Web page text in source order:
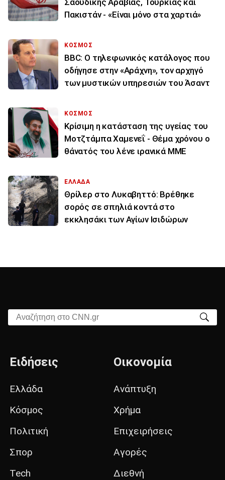
Σαουδικής Αραβίας, Τουρκίας και
Πακιστάν - «Είναι μόνο στα χαρτιά»
ΚΟΣΜΟΣ
BBC: Ο τηλεφωνικός κατάλογος που
οδήγησε στην «Αράχνη», τον αρχηγό
των μυστικών υπηρεσιών του Άσαντ
ΚΟΣΜΟΣ
Κρίσιμη η κατάσταση της υγείας του
Μοτζτάμπα Χαμενεΐ - Θέμα χρόνου ο
θάνατός του λένε ιρανικά ΜΜΕ
ΕΛΛΑΔΑ
Θρίλερ στο Λυκαβηττό: Βρέθηκε
σορός σε σπηλιά κοντά στο
εκκλησάκι των Αγίων Ισιδώρων
Αναζήτηση στο CNN.gr
Ειδήσεις
Ελλάδα
Κόσμος
Πολιτική
Σπορ
Tech
Οικονομία
Ανάπτυξη
Χρήμα
Επιχειρήσεις
Αγορές
Διεθνή